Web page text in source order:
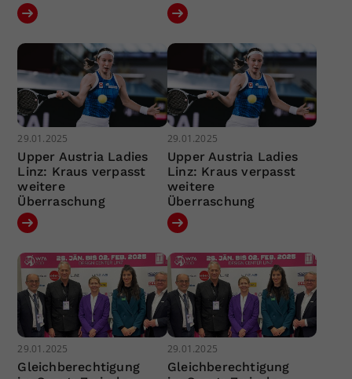
29.01.2025
Upper Austria Ladies
Linz: Kraus verpasst
weitere
Überraschung
29.01.2025
Upper Austria Ladies
Linz: Kraus verpasst
weitere
Überraschung
29.01.2025
Gleichberechtigung
29.01.2025
Gleichberechtigung